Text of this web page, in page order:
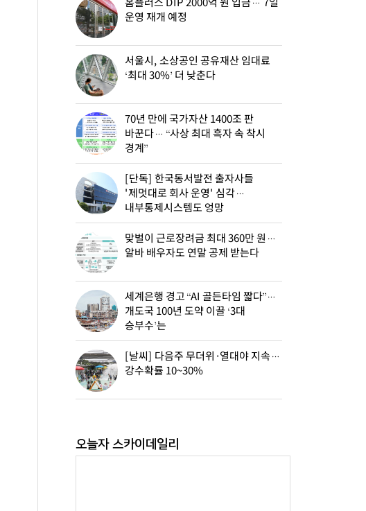
홈플러스 DIP 2000억 원 입금… 7일
운영 재개 예정
서울시, 소상공인 공유재산 임대료
‘최대 30%’ 더 낮춘다
70년 만에 국가자산 1400조 판
바꾼다… “사상 최대 흑자 속 착시
경계”
[단독] 한국동서발전 출자사들
'제멋대로 회사 운영' 심각…
내부통제시스템도 엉망
맞벌이 근로장려금 최대 360만 원…
알바 배우자도 연말 공제 받는다
세계은행 경고 “AI 골든타임 짧다”…
개도국 100년 도약 이끌 ‘3대
승부수’는
[날씨] 다음주 무더위·열대야 지속…
강수확률 10~30%
오늘자 스카이데일리